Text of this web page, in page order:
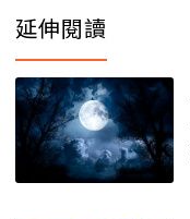
延伸閱讀